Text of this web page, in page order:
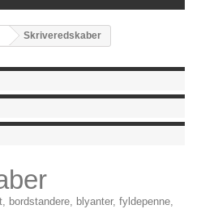
Skriveredskaber
blyanter, fyldepenne,